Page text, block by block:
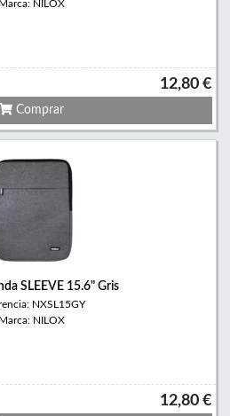
Marca: NILOX
12,80 €
Comprar
SLEEVE 15.6" Gris
NXSL15GY
Marca: NILOX
12,80 €